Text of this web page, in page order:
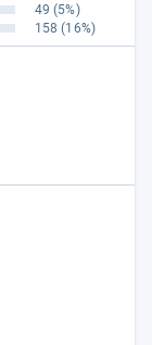
49 (5%)
158 (16%)